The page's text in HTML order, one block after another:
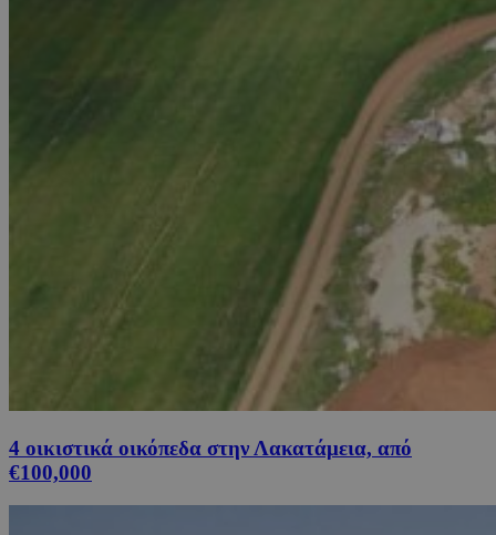
4 οικιστικά οικόπεδα στην Λακατάμεια, από
€100,000